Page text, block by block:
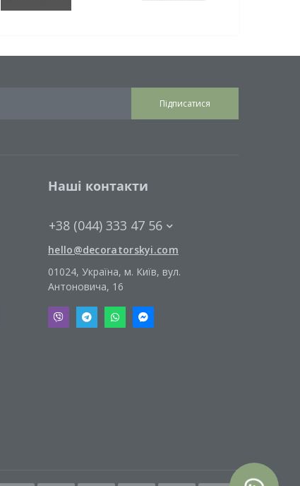
Підписатися
Наші контакти
+38 (044) 333 47 56
hello@decoratorskyi.com
01024, Україна, м. Київ, вул.
Антоновича, 16